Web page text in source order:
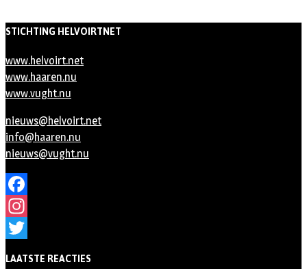
STICHTING HELVOIRTNET
www.helvoirt.net
www.haaren.nu
www.vught.nu
nieuws@helvoirt.net
info@haaren.nu
nieuws@vught.nu
Facebook
Instagram
LAATSTE REACTIES